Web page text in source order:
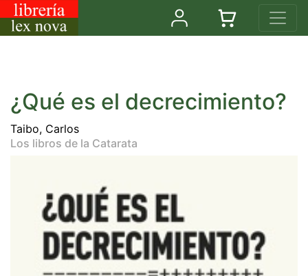
¿Qué es el decrecimiento?
Taibo, Carlos
Los libros de la Catarata